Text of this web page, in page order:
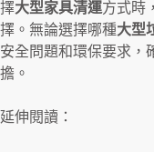
擇大型家具清運方式時
擇。無論選擇哪種大型
安全問題和環保要求，
擔。
延伸閱讀：